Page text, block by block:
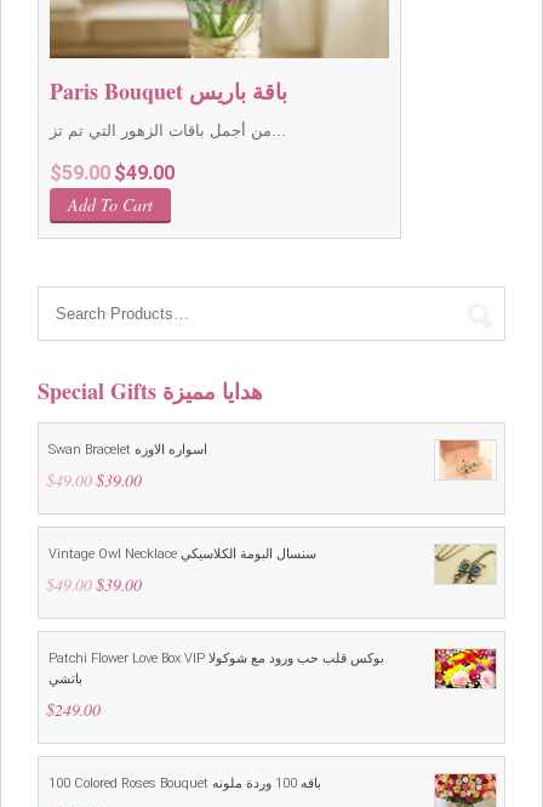
Paris Bouquet باقة باريس
من أجمل باقات الزهور التي تم تز...
$59.00 Original
price
was:
$49.00Current
Add To Cart
Special Gifts هدايا مميزة
Swan Bracelet اسواره الاوزه
$49.00 Original
was:
$39.00Current
is:
Vintage Owl Necklace سنسال البومة الكلاسيكي
$49.00 Original
was:
$39.00Current
is:
Patchi Flower Love Box VIP بوكس قلب حب ورود مع شوكولا
باتشي
$249.00
100 Colored Roses Bouquet باقه 100 وردة ملونه